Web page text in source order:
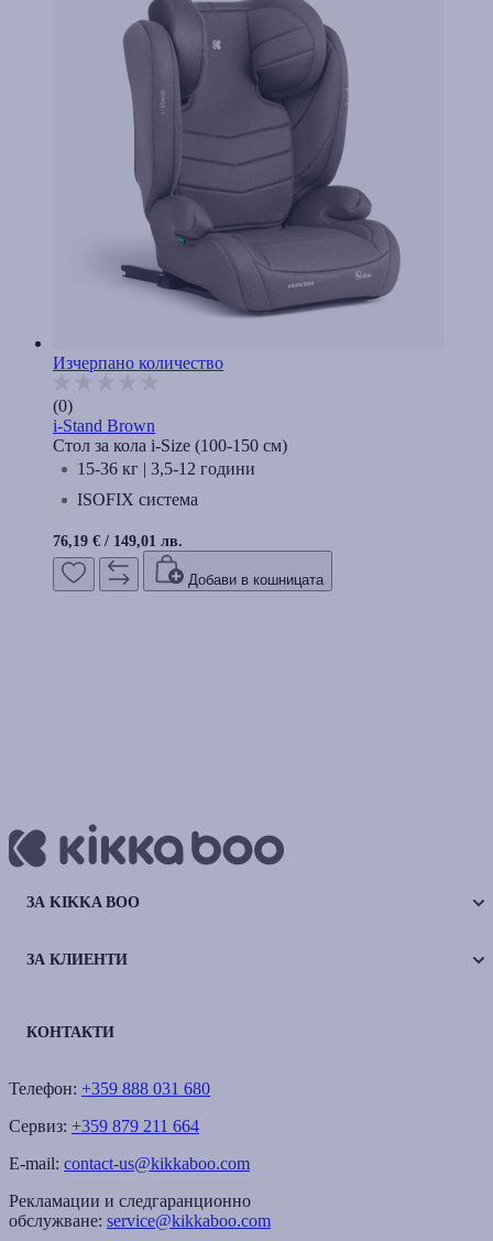
Изчерпано количество
(0)
i-Stand Brown
Стол за кола i-Size (100-150 cм)
15-36 кг | 3,5-12 години
ISOFIX система
76,19 € / 149,01 лв.
Добави в кошницата
ЗА KIKKA BOO
ЗА КЛИЕНТИ
КОНТАКТИ
Телефон: +359 888 031 680
Сервиз: +359 879 211 664
E-mail: contact-us@kikkaboo.com
Рекламации и следгаранционно
обслужване: service@kikkaboo.com